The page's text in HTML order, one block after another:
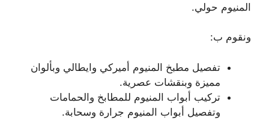
المنيوم حولي.
ونقوم ب:
تفصيل مطبخ المنيوم أميركي وايطالي وبألوان
مميزة وبنقشات عصرية.
تركيب أبواب المنيوم للمطابخ والحمامات
وتفصيل أبواب المنيوم جرارة وسحابة.